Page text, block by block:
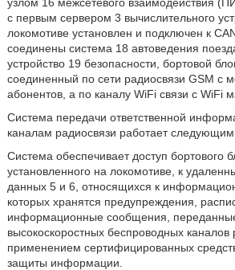
с первым сервером 3 вычислительного
локомотиве установлен и подключен к
соединены система 18 автоведения
устройство 19 безопасности, бортовой
соединенный по сети радиосвязи GSM с
абонентов, а по каналу WiFi связи с WiFi
Система передачи ответственной
каналам радиосвязи работает следующим
Система обеспечивает доступ бортового
установленного на локомотиве, к
данных 5 и 6, относящихся к
которых хранятся предупреждения,
информационные сообщения,
высокоскоростных беспроводных каналов
применением сертифицированных
защиты информации.